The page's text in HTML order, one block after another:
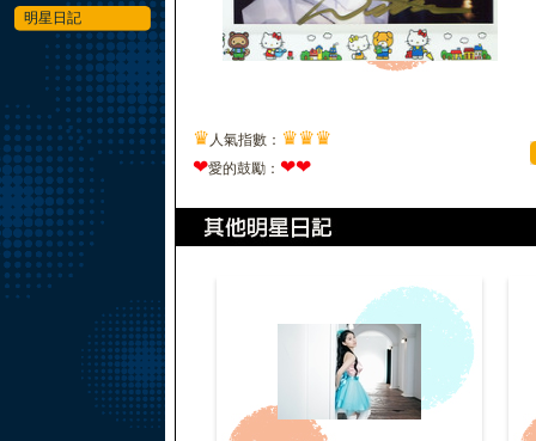
明星日記
♛ 人氣指數： ♛♛♛
❤愛的鼓勵： ❤❤